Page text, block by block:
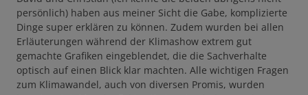
persönlich) haben aus meiner Sicht die Gabe, komplizierte
Dinge super erklären zu können. Zudem wurden bei allen
Erläuterungen während der Klimashow extrem gut
gemachte Grafiken eingeblendet, die die Sachverhalte
optisch auf einen Blick klar machten. Alle wichtigen Fragen
zum Klimawandel, auch von diversen Promis, wurden